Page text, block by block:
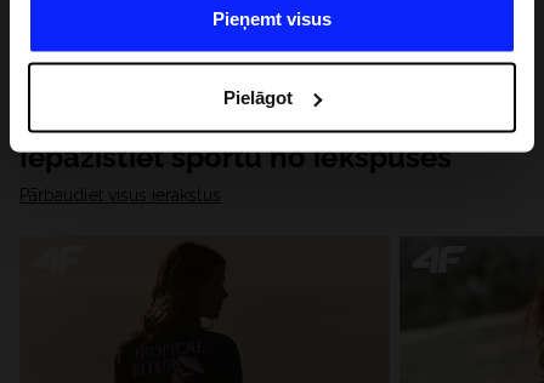
Jūsu atļauju, mēs varam pārsūtīt Jūsu personas datus
saviem partneriem, lai uzlabotu veidu, kadā tiek rādīta
saturu un uzlabotu mūsu partneru piedāvātos risinajumus
( piem. socialos tīklus). Detalizētu informāciju var atrast
mūsu Privātuma politikā un sadaļā "Detaļas".
Pieņemt visus
Pielāgot
Iepazīstiet sportu no iekšpuses
Pārbaudiet visus ierakstus